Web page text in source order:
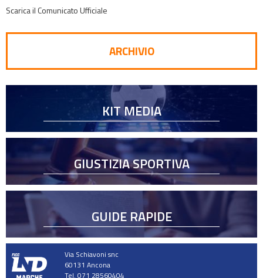
Scarica il Comunicato Ufficiale
ARCHIVIO
KIT MEDIA
GIUSTIZIA SPORTIVA
GUIDE RAPIDE
Via Schiavoni snc
60131 Ancona
Tel. 071 28560404